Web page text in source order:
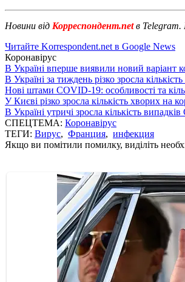
Новини від Корреспондент.netв Telegram.
Читайте Korrespondent.net в Google News
Коронавірус
В Україні вперше виявили новий варіант
В Україні за тиждень різко зросла
Нові штами COVID-19: особливості та
У Києві різко зросла кількість хворих на
В Україні утричі зросла кількість
СПЕЦТЕМА: Коронавірус
ТЕГИ: Вирус, Франция, инфекция
Якщо ви помітили помилку, виділіть